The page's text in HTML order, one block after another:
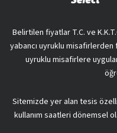
Belirtilen fiyatlar T.C. ve
yabancı uyruklu
uyruklu misafirlere
Sitemizde yer alan tesis
kullanım saatleri dönemsel